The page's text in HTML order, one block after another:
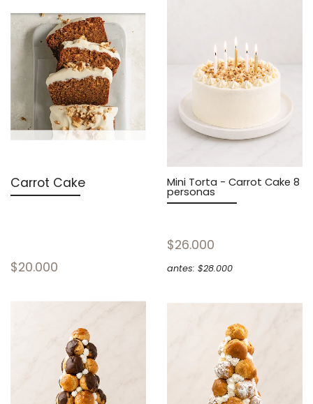
Carrot Cake
$20.000
Mini Torta - Carrot Cake 8
personas
$26.000
antes: $28.000